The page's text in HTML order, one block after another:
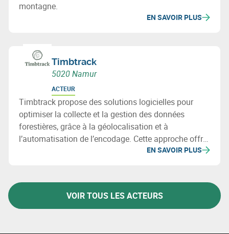
montagne.
EN SAVOIR PLUS
Timbtrack
5020 Namur
ACTEUR
Timbtrack propose des solutions logicielles pour
optimiser la collecte et la gestion des données
forestières, grâce à la géolocalisation et à
l’automatisation de l’encodage. Cette approche offre
une vue d’ensemble des actifs forestiers et facilite la
EN SAVOIR PLUS
VOIR TOUS LES ACTEURS